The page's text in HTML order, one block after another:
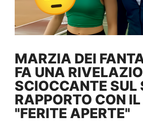
MARZIA DEI
FA UNA
SCIOCCANTE SUL
RAPPORTO CON
"FERITE APERTE"